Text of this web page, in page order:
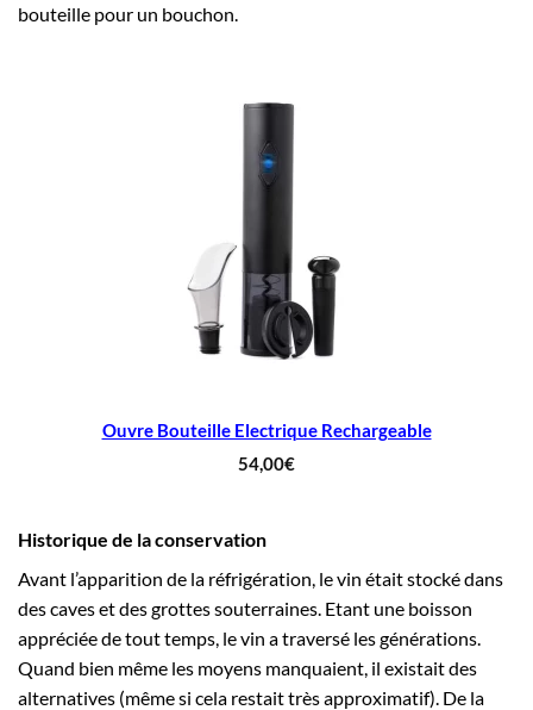
bouteille pour un bouchon.
Ouvre Bouteille Electrique Rechargeable
54,00€
Historique de la conservation
Avant l’apparition de la réfrigération, le vin était stocké dans
des caves et des grottes souterraines. Etant une boisson
appréciée de tout temps, le vin a traversé les générations.
Quand bien même les moyens manquaient, il existait des
alternatives (même si cela restait très approximatif). De la